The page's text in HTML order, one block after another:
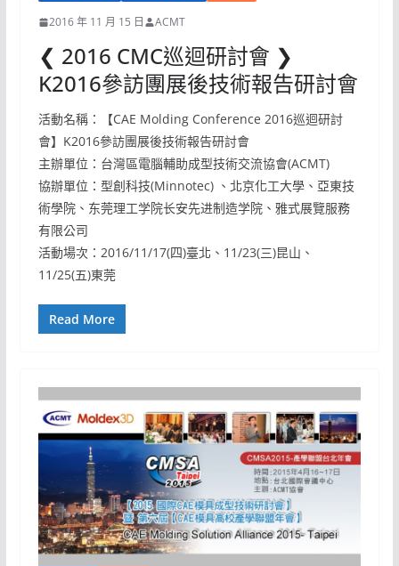
2016 年 11 月 15 日 ACMT
❮ 2016 CMC巡迴研討會 ❯
K2016參訪團展後技術報告研討會
活動名稱：【CAE Molding Conference 2016巡迴研討
會】K2016參訪團展後技術報告研討會
主辦單位：台灣區電腦輔助成型技術交流協會(ACMT)
協辦單位：型創科技(Minnotec) 、北京化工大學、亞東技
術學院、东莞理工学院长安先进制造学院、雅式展覽服務
有限公司
活動場次：2016/11/17(四)臺北、11/23(三)昆山、
11/25(五)東莞
Read More